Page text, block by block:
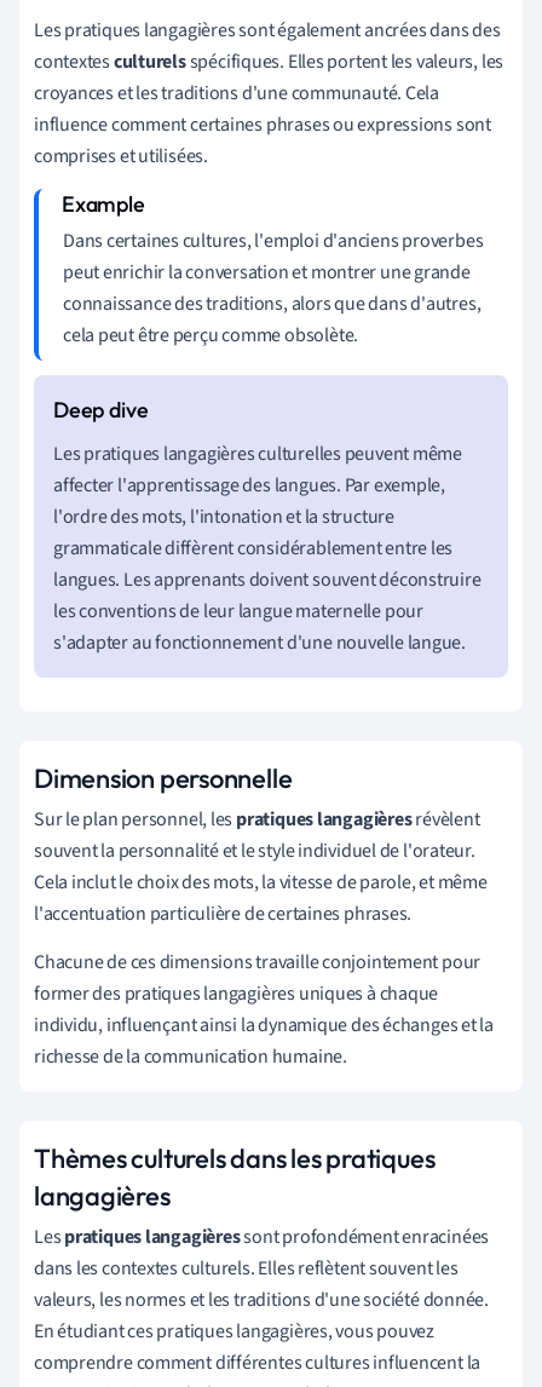
Les pratiques langagières sont également ancrées dans des
contextesculturelsspécifiques. Elles portent les valeurs, les
croyances et les traditions d'une communauté. Cela
influence comment certaines phrases ou expressions sont
comprises et utilisées.
Dans certaines cultures, l'emploi d'anciens proverbes
peut enrichir la conversation et montrer une grande
connaissance des traditions, alors que dans d'autres,
cela peut être perçu comme obsolète.
Les pratiques langagières culturelles peuvent même
affecter l'apprentissage des langues. Par exemple,
l'ordre des mots, l'intonation et la structure
grammaticale diffèrent considérablement entre les
langues. Les apprenants doivent souvent déconstruire
les conventions de leur langue maternelle pour
s'adapter au fonctionnement d'une nouvelle langue.
Dimension personnelle
Sur le plan personnel, lespratiques langagièresrévèlent
souvent la personnalité et le style individuel de l'orateur.
Cela inclut le choix des mots, la vitesse de parole, et même
l'accentuation particulière de certaines phrases.
Chacune de ces dimensions travaille conjointement pour
former des pratiques langagières uniques à chaque
individu, influençant ainsi la dynamique des échanges et la
richesse de la communication humaine.
Thèmes culturels dans les pratiques
langagières
Lespratiques langagièressont profondément enracinées
dans les contextes culturels. Elles reflètent souvent les
valeurs, les normes et les traditions d'une société donnée.
En étudiant ces pratiques langagières, vous pouvez
comprendre comment différentes cultures influencent la